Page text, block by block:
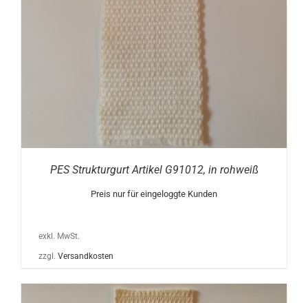
PES Strukturgurt Artikel G91012, in rohweiß
Preis nur für eingeloggte Kunden
exkl. MwSt.
zzgl. Versandkosten